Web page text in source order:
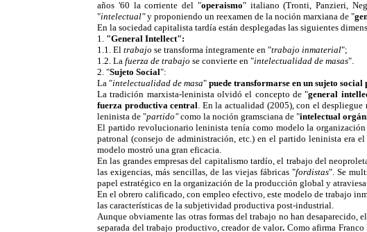
años '60 la corriente del "operaismo" italiano (Tronti, Panzieri,
"intelectual"y proponiendo un reexamen de la noción marxiana de "
En la sociedad capitalista tardía están desplegadas las siguientes
1. "General Intellect":
1.1. El trabajo se transforma íntegramente en "trabajo inmaterial";
1.2. La fuerza de trabajo se convierte en "intelectualidad de masas".
2. "Sujeto Social":
La "intelectualidad de masa" puede transformarse en un sujeto
La tradición marxista-leninista olvidó el concepto de "general
fuerza productiva central . En la actualidad (2005), con el
leninista de "partido"como la noción gramsciana de "intelectual
El partido revolucionario leninista tenía como modelo la
patronal (consejo de administración, etc.) en el partido leninista era
modelo mostró una gran eficacia.
En las grandes empresas del capitalismo tardío, el trabajo del
las exigencias, más sencillas, de las viejas fábricas "fordistas". Se
papel estratégico en la organización de la producción global y
En el obrero calificado, con empleo efectivo, este modelo de trabajo
las características de la subjetividad productiva post-industrial.
Aunque obviamente las otras formas del trabajo no han
separada del trabajo productivo, creador de valor. Como afirma